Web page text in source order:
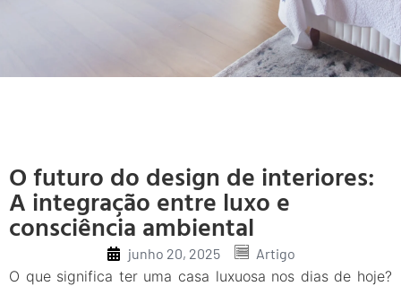
O futuro do design de interiores:
A integração entre luxo e
consciência ambiental
junho 20, 2025 Artigo
O que significa ter uma casa luxuosa nos dias de hoje?